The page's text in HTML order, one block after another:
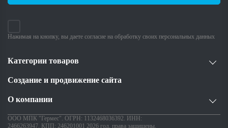
Нажимая на кнопку, вы даете согласие на обработку своих персональных данных
Категории товаров
Создание и продвижение сайта
О компании
ООО МПК "Гермес". ОГРН: 1132468036392. ИНН:
2466263947. КПП: 246201001 2026 год, права защищены.